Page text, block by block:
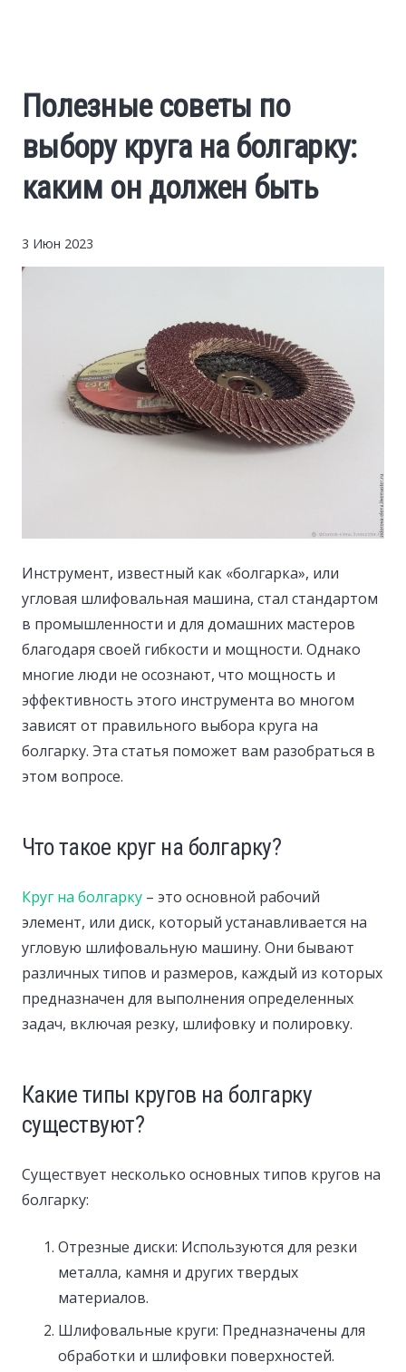
Finance
Investments
Style
Полезные советы по
выбору круга на болгарку:
каким он должен быть
3 Июн 2023
Инструмент, известный как «болгарка», или
угловая шлифовальная машина, стал стандартом
в промышленности и для домашних мастеров
благодаря своей гибкости и мощности. Однако
многие люди не осознают, что мощность и
эффективность этого инструмента во многом
зависят от правильного выбора круга на
болгарку. Эта статья поможет вам разобраться в
этом вопросе.
Что такое круг на болгарку?
Круг на болгарку – это основной рабочий
элемент, или диск, который устанавливается на
угловую шлифовальную машину. Они бывают
различных типов и размеров, каждый из которых
предназначен для выполнения определенных
задач, включая резку, шлифовку и полировку.
Какие типы кругов на болгарку
существуют?
Существует несколько основных типов кругов на
болгарку:
Отрезные диски: Используются для резки
металла, камня и других твердых
материалов.
Шлифовальные круги: Предназначены для
обработки и шлифовки поверхностей.